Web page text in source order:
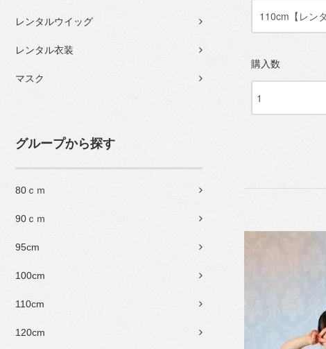
レンタルウイッグ
レンタル衣装
マスク
グループから探す
80ｃｍ
90ｃｍ
95cm
100cm
110cm
120cm
購入数